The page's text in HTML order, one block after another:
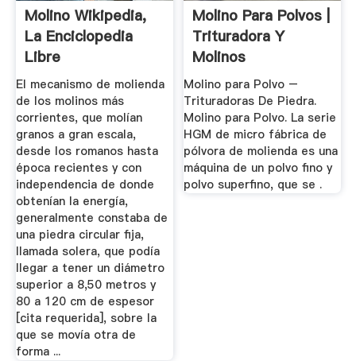
Molino Wikipedia,
La Enciclopedia
Libre
El mecanismo de molienda
de los molinos más
corrientes, que molían
granos a gran escala,
desde los romanos hasta
época recientes y con
independencia de donde
obtenían la energía,
generalmente constaba de
una piedra circular fija,
llamada solera, que podía
llegar a tener un diámetro
superior a 8,50 metros y
80 a 120 cm de espesor
[cita requerida], sobre la
que se movía otra de
forma ...
Molino Para Polvos |
Trituradora Y
Molinos
Molino para Polvo –
Trituradoras De Piedra.
Molino para Polvo. La serie
HGM de micro fábrica de
pólvora de molienda es una
máquina de un polvo fino y
polvo superfino, que se .